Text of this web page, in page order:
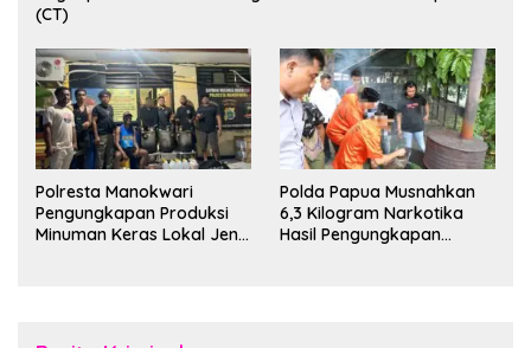
(CT)
Polresta Manokwari
Pengungkapan Produksi
Minuman Keras Lokal Jenis
Polda Papua Musnahkan
6,3 Kilogram Narkotika
Hasil Pengungkapan